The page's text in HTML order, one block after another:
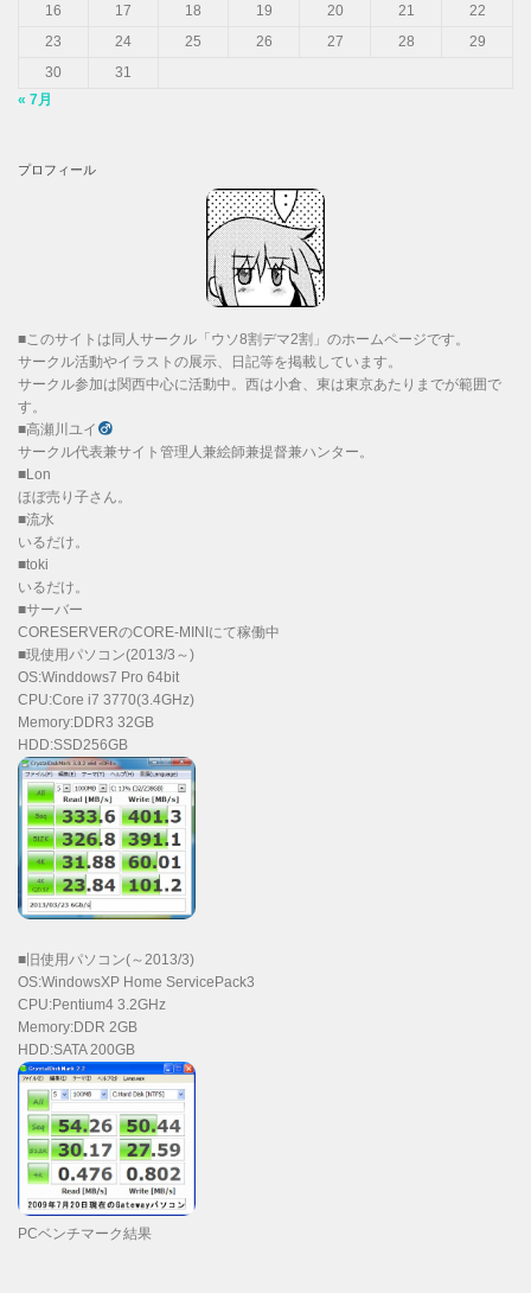
16
17 18 19 20 21
22
23
24 25 26 27 28
29
30
31
« 7月
プロフィール
■このサイトは同人サークル「ウソ8割デマ2割」のホームページです。
サークル活動やイラストの展示、日記等を掲載しています。
サークル参加は関西中心に活動中。西は小倉、東は東京あたりまでが範囲で
す。
■高瀬川ユイ
サークル代表兼サイト管理人兼絵師兼提督兼ハンター。
■Lon
ほぼ売り子さん。
■流水
いるだけ。
■toki
いるだけ。
■サーバー
CORESERVERのCORE-MINIにて稼働中
■現使用パソコン(2013/3～)
OS:Winddows7 Pro 64bit
CPU:Core i7 3770(3.4GHz)
Memory:DDR3 32GB
HDD:SSD256GB
■旧使用パソコン(～2013/3)
OS:WindowsXP Home ServicePack3
CPU:Pentium4 3.2GHz
Memory:DDR 2GB
HDD:SATA 200GB
PCベンチマーク結果